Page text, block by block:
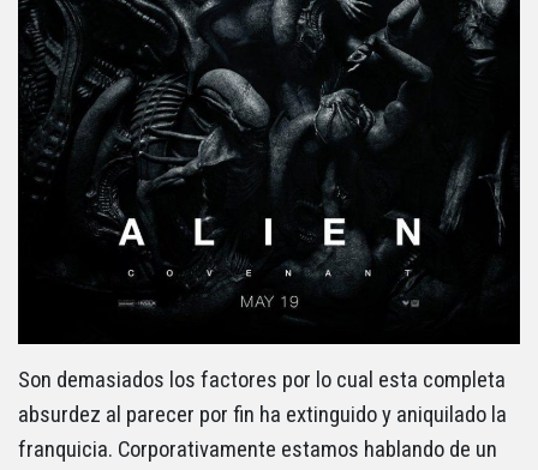
Son demasiados los factores por lo cual esta completa
absurdez al parecer por fin ha extinguido y aniquilado la
franquicia. Corporativamente estamos hablando de un